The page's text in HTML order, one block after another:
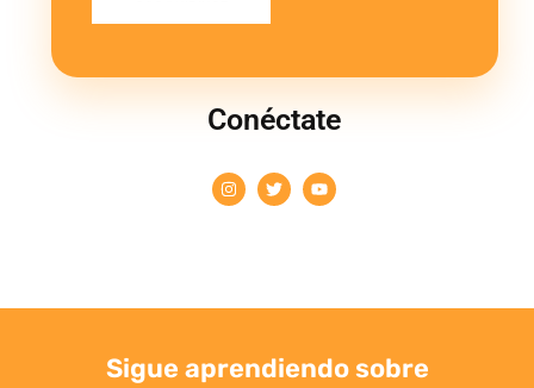
Conéctate
Sigue aprendiendo sobre